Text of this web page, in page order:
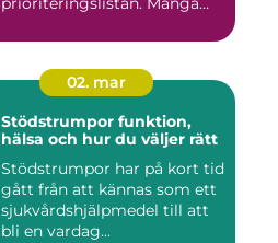
02. mar
Stödstrumpor funktion,
hälsa och hur du väljer rätt
Stödstrumpor har på kort tid
gått från att kännas som ett
sjukvårdshjälpmedel till att
bli en vardag...